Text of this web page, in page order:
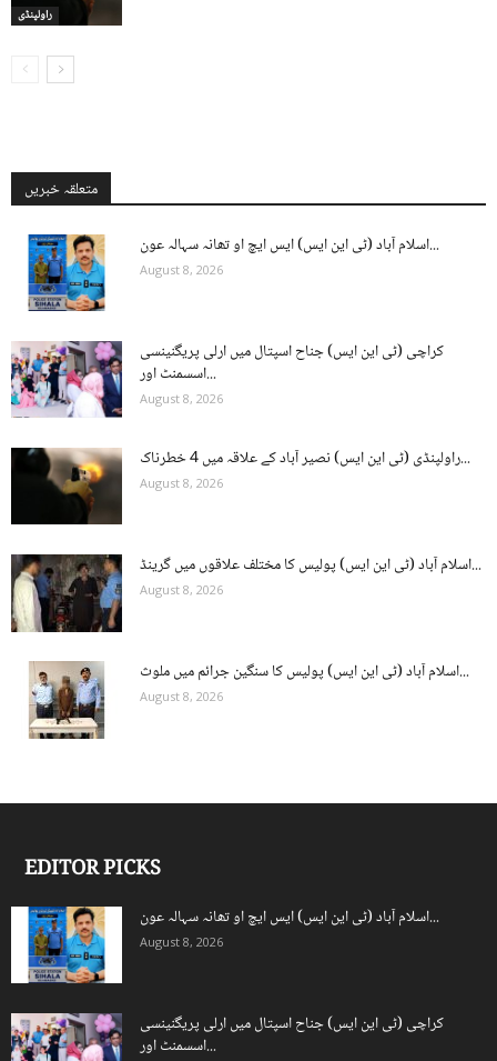
راولپنڈی
متعلقہ خبریں
اسلام آباد (ٹی این ایس) ایس ایچ او تھانہ سہالہ عون...
August 8, 2026
کراچی (ٹی این ایس) جناح اسپتال میں ارلی پریگنینسی
اسسمنٹ اور...
August 8, 2026
راولپنڈی (ٹی این ایس) نصیر آباد کے علاقہ میں 4 خطرناک...
August 8, 2026
اسلام آباد (ٹی این ایس) پولیس کا مختلف علاقوں میں گرینڈ...
August 8, 2026
اسلام آباد (ٹی این ایس) پولیس کا سنگین جرائم میں ملوث...
August 8, 2026
EDITOR PICKS
اسلام آباد (ٹی این ایس) ایس ایچ او تھانہ سہالہ عون...
August 8, 2026
کراچی (ٹی این ایس) جناح اسپتال میں ارلی پریگنینسی
اسسمنٹ اور...